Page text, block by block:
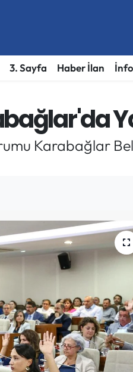
3. Sayfa Haber İlan
Karabağlar